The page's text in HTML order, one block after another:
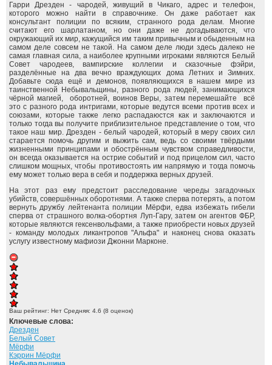
Гарри Дрезден - чародей, живущий в Чикаго, адрес и телефон,
которого можно найти в справочнике. Он даже работает как
консультант полиции по всяким, странного рода делам. Многие
считают его шарлатаном, но они даже не догадываются, что
окружающий их мир, кажущийся им таким привычным и обыденным на
самом деле совсем не такой. На самом деле люди здесь далеко не
самая главная сила, а наиболее крупными игроками являются Белый
Совет чародеев, вампирские коллегии и сказочные фэйри,
разделённые на два вечно враждующих дома Летних и Зимних.
Добавьте сюда ещё и демонов, появляющихся в нашем мире из
таинственной Небывальщины, разного рода людей, занимающихся
чёрной магией, оборотней, воинов Веры, затем перемешайте всё
это с разного рода интригами, которые ведутся всеми против всех и
союзами, которые также легко распадаюстся как и заключаются и
только тогда вы получите приблизительное представление о том, что
такое наш мир. Дрезден - белый чародей, который в меру своих сил
старается помочь другим и выжить сам, ведь со своими твёрдыми
жизненными принципами и обострённым чувством справедливости,
он всегда оказывается на острие событий и под прицелом сил, часто
слишком мощных, чтобы противостоять им напрямую и тогда помочь
ему может только вера в себя и поддержка верных друзей.
На этот раз ему предстоит расследование череды загадочных
убийств, совершённых оборотнями. А также сперва потерять, а потом
вернуть дружбу лейтенанта полиции Мёрфи, едва избежать гибели
сперва от страшного волка-обортня Луп-Гару, затем он агентов ФБР,
которые являются гексенвольфами, а также приобрести новых друзей
- команду молодых ликантропов "Альфа" и наконец снова оказать
услугу известному мафиози Джонни Марконе.
Ваш рейтинг: Нет Средняя: 4.6 (8 оценок)
Ключевые слова:
Дрезден
Белый Совет
Мёрфи
Кэррин Мёрфи